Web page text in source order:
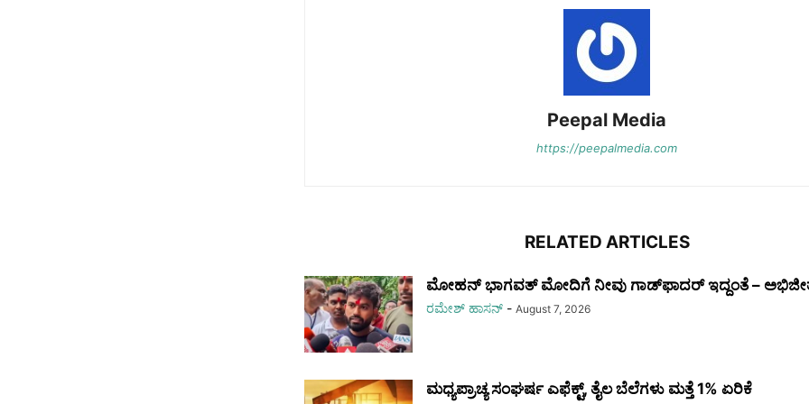
Peepal Media
https://peepalmedia.com
RELATED ARTICLES
ಮೋಹನ್ ಭಾಗವತ್ ಮೋದಿಗೆ ನೀವು ಗಾಡ್‌ಫಾದರ್ ಇದ್ದಂತೆ –
ರಮೇಶ್‌ ಹಾಸನ್‌ - August 7, 2026
ಮಧ್ಯಪ್ರಾಚ್ಯ ಸಂಘರ್ಷ ಎಫೆಕ್ಟ್, ತೈಲ ಬೆಲೆಗಳು ಮತ್ತೆ 1% ಏರಿಕೆ